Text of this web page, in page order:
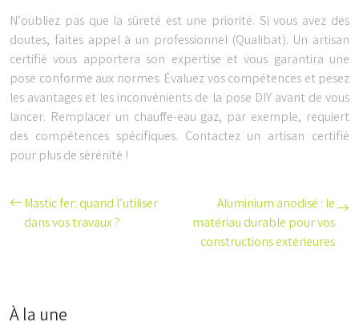
N’oubliez pas que la sûreté est une priorité. Si vous avez des
doutes, faites appel à un professionnel (Qualibat). Un artisan
certifié vous apportera son expertise et vous garantira une
pose conforme aux normes. Évaluez vos compétences et pesez
les avantages et les inconvénients de la pose DIY avant de vous
lancer. Remplacer un chauffe-eau gaz, par exemple, requiert
des compétences spécifiques. Contactez un artisan certifié
pour plus de sérénité !
Mastic fer: quand l’utiliser
dans vos travaux ?
Aluminium anodisé : le
matériau durable pour vos
constructions extérieures
À la une